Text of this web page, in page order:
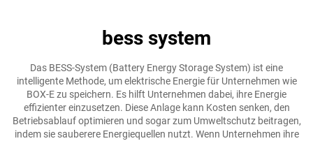
bess system
Das BESS-System (Battery Energy Storage System) ist eine
intelligente Methode, um elektrische Energie für Unternehmen wie
BOX-E zu speichern. Es hilft Unternehmen dabei, ihre Energie
effizienter einzusetzen. Diese Anlage kann Kosten senken, den
Betriebsablauf optimieren und sogar zum Umweltschutz beitragen,
indem sie sauberere Energiequellen nutzt. Wenn Unternehmen ihre